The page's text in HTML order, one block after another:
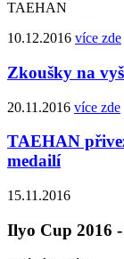
TAEHAN
10.12.2016 více zde
Zkoušky na
20.11.2016 více zde
TAEHAN
medailí
15.11.2016
Ilyo Cup 2016